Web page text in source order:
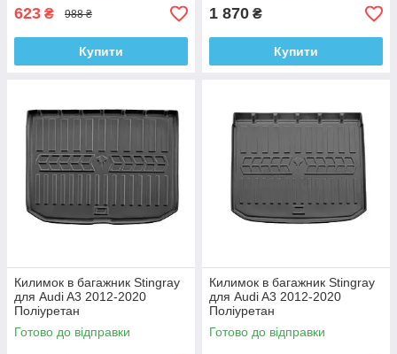
623 ₴ 988 ₴
Купити
1 870 ₴
Купити
Килимок в багажник Stingray
для Audi A3 2012-2020
Поліуретан
Готово до відправки
Килимок в багажник Stingray
для Audi A3 2012-2020
Поліуретан
Готово до відправки